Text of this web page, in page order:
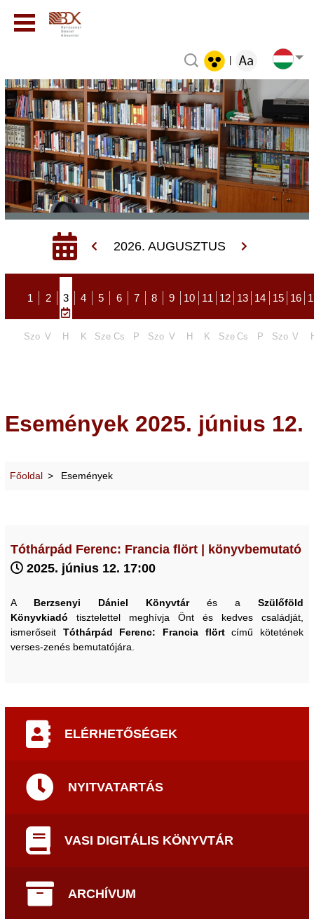
2026. AUGUSZTUS
1 2 3 4 5 6 7 8 9 10 11 12 13 14 15 16
Szo V H K Sze Cs P Szo V H K Sze Cs P Szo V
Események 2025. június 12.
Főoldal Események
Tóthárpád Ferenc: Francia flört | könyvbemutató
2025. június 12. 17:00
A Berzsenyi Dániel Könyvtár és a Szülőföld
Könyvkiadó tisztelettel meghívja Önt és kedves családját,
ismerőseit Tóthárpád Ferenc: Francia flörtcímű kötetének
verses-zenés bemutatójára.
ELÉRHETŐSÉGEK
NYITVATARTÁS
VASI DIGITÁLIS KÖNYVTÁR
ARCHÍVUM